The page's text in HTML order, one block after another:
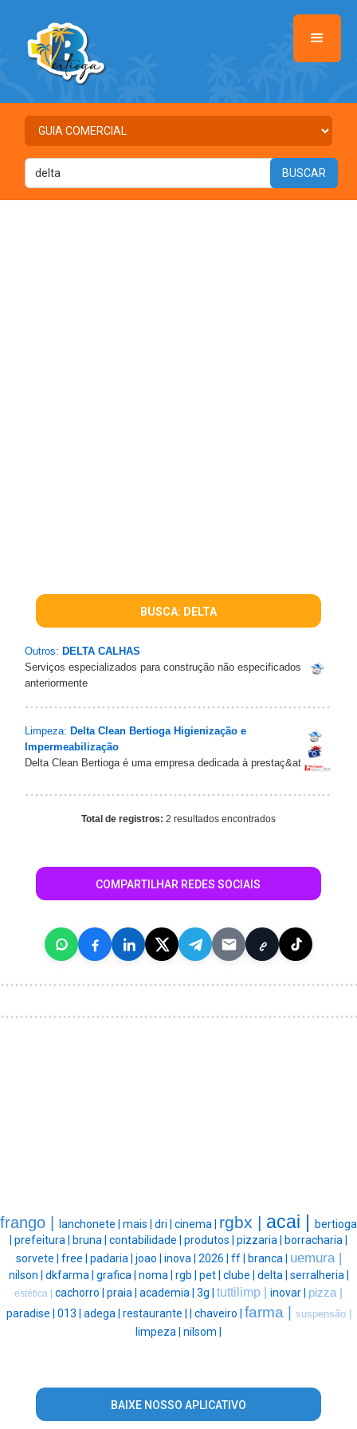
BUSCA: DELTA
Outros: DELTA CALHAS
Serviços especializados para construção não especificados
anteriormente
Limpeza: Delta Clean Bertioga Higienização e
Impermeabilização
Delta Clean Bertioga é uma empresa dedicada à prestaç&at
Total de registros: 2 resultados encontrados
COMPARTILHAR REDES SOCIAIS
frango | lanchonete | mais | dri | cinema | rgbx | acai |
bertioga
prefeitura | bruna | contabilidade | produtos | pizzaria |
borracharia |
sorvete | free | padaria | joao | inova | 2026 | ff | branca | uemura |
nilson | dkfarma | grafica | noma | rgb | pet | clube | delta | serralheria |
estética | cachorro | praia | academia | 3g | tuttilimp | inovar | pizza |
paradise | 013 | adega | restaurante | chaveiro | farma | suspensão |
limpeza | nilsom |
BAIXE NOSSO APLICATIVO